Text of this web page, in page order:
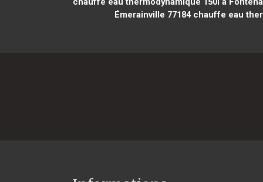
Émerainville 77184chauffe eau